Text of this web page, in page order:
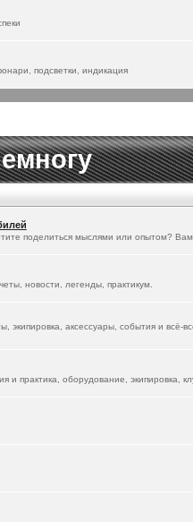
подсветки, индикация
поделиться мыслями или опытом?
новости, легенды, практикум.
экипировка, аксессуары, события и всё-
и практика, оборудование, экипировка,